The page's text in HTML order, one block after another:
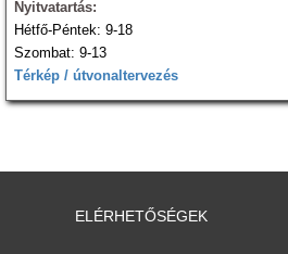
Nyitvatartás:
Hétfő-Péntek: 9-18
Szombat: 9-13
Térkép / útvonaltervezés
ELÉRHETŐSÉGEK